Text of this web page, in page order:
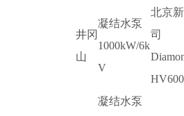
井冈
山
凝结水泵
1000kW/6k
V
北京
司
凝结水泵